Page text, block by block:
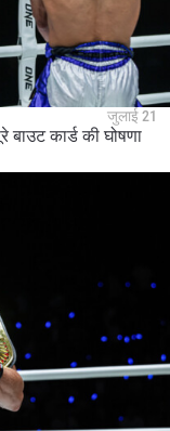
जुलाई 21
कार्ड की घोषणा